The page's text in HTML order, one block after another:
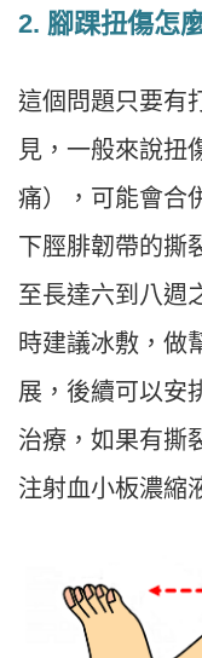
2. 腳踝扭傷怎
這個問題只要有
見，一般來說扭
痛），可能會合
下脛腓韌帶的撕
至長達六到八週
時建議冰敷，做
展，後續可以安
治療，如果有撕
注射血小板濃縮